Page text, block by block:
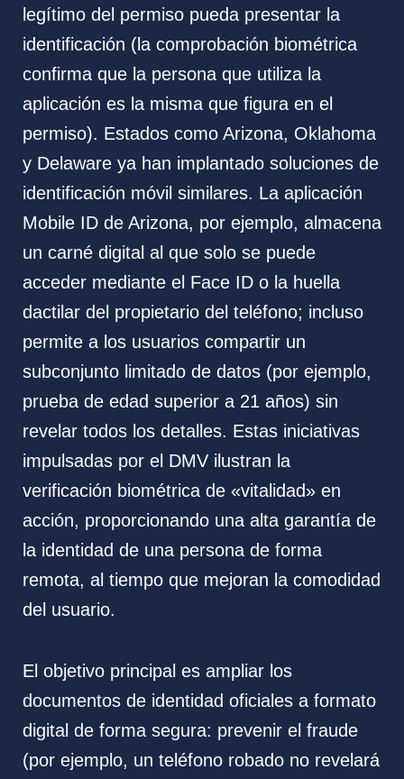
legítimo del permiso pueda presentar la
identificación (la comprobación biométrica
confirma que la persona que utiliza la
aplicación es la misma que figura en el
permiso). Estados como Arizona, Oklahoma
y Delaware ya han implantado soluciones de
identificación móvil similares. La aplicación
Mobile ID de Arizona, por ejemplo, almacena
un carné digital al que solo se puede
acceder mediante el Face ID o la huella
dactilar del propietario del teléfono; incluso
permite a los usuarios compartir un
subconjunto limitado de datos (por ejemplo,
prueba de edad superior a 21 años) sin
revelar todos los detalles. Estas iniciativas
impulsadas por el DMV ilustran la
verificación biométrica de «vitalidad» en
acción, proporcionando una alta garantía de
la identidad de una persona de forma
remota, al tiempo que mejoran la comodidad
del usuario.
El objetivo principal es ampliar los
documentos de identidad oficiales a formato
digital de forma segura: prevenir el fraude
(por ejemplo, un teléfono robado no revelará